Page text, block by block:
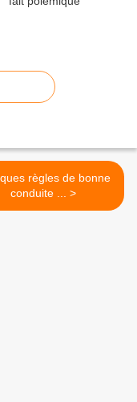
règles de bonne
conduite ... >